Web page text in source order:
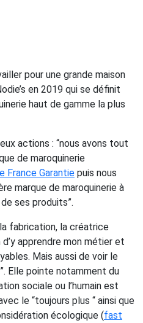
pour une grande maison
en 2019 qui se définit
haut de gamme la plus
actions : “nous avons tout
de maroquinerie
France Garantie puis nous
marque de maroquinerie à
ses produits”.
fabrication, la créatrice
d’y apprendre mon métier et
Mais aussi de voir le
Elle pointe notamment du
sociale ou l’humain est
le “toujours plus “ ainsi que
écologique (fast